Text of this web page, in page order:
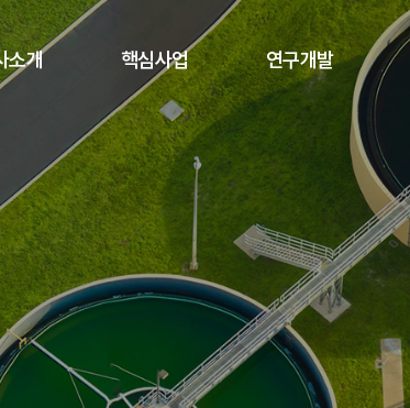
소개
인사말
혁
비전
시는 길
핵심사업
사업소개
사업실적
연구개발
지적재산권